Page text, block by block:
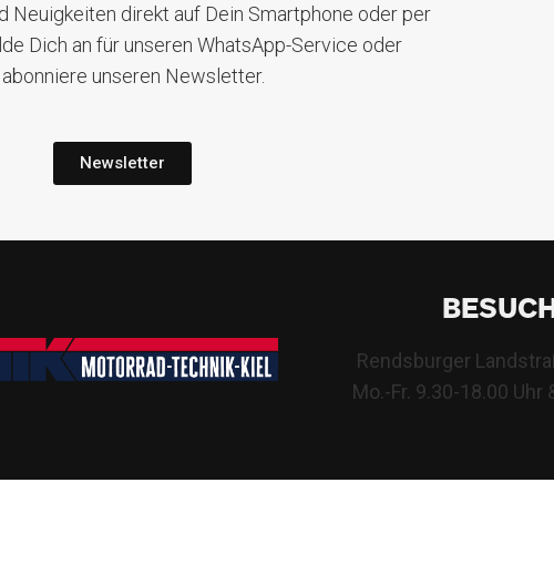
Neuigkeiten direkt auf Dein Smartphone oder per
Dich an für unseren WhatsApp-Service oder
abonniere unseren Newsletter.
Newsletter
Rendsburger
Mo.-Fr. 9.30-18.00 Uhr